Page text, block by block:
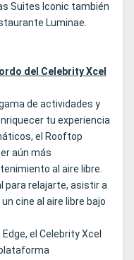
Suites Iconic también
Luminae.
del Celebrity Xcel
de actividades y
tu experiencia
el Rooftop
aún más
al aire libre.
para relajarte, asistir a
cine al aire libre bajo
el Celebrity Xcel